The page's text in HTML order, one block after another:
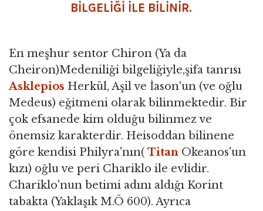
BİLGELIĞİ İLE BİLİNİR.
En meşhur sentor Chiron (Ya da
Cheiron)Medeniliği bilgeliğiyle,şifa tanrısı
Asklepios Herkül, Aşil ve İason'un (ve oğlu
Medeus) eğitmeni olarak bilinmektedir. Bir
çok efsanede kim olduğu bilinmez ve
önemsiz karakterdir. Heisoddan bilinene
göre kendisi Philyra'nın( Titan Okeanos'un
kızı) oğlu ve peri Chariklo ile evlidir.
Chariklo'nun betimi adını aldığı Korint
tabakta (Yaklaşık M.Ö 600). Ayrıca